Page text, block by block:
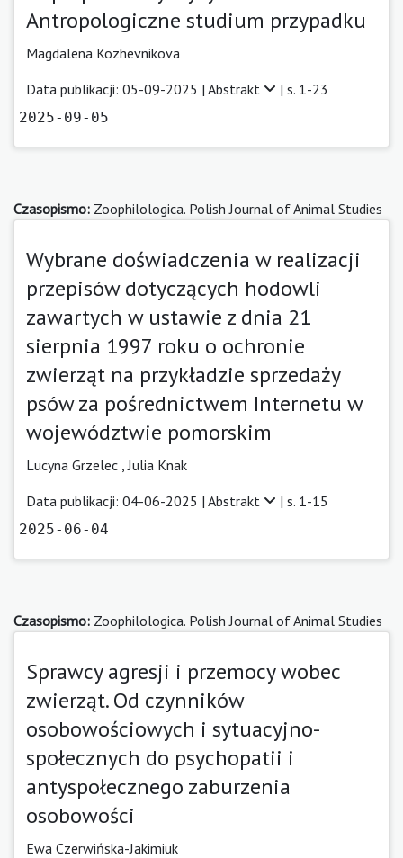
Antropologiczne studium przypadku
Magdalena Kozhevnikova
Data publikacji: 05-09-2025 | Abstrakt | s. 1-23
2025-09-05
Czasopismo: Zoophilologica. Polish Journal of Animal Studies
Wybrane doświadczenia w realizacji
przepisów dotyczących hodowli
zawartych w ustawie z dnia 21
sierpnia 1997 roku o ochronie
zwierząt na przykładzie sprzedaży
psów za pośrednictwem Internetu w
województwie pomorskim
Lucyna Grzelec ,Julia Knak
Data publikacji: 04-06-2025 | Abstrakt | s. 1-15
2025-06-04
Czasopismo: Zoophilologica. Polish Journal of Animal Studies
Sprawcy agresji i przemocy wobec
zwierząt. Od czynników
osobowościowych i sytuacyjno-
społecznych do psychopatii i
antyspołecznego zaburzenia
osobowości
Ewa Czerwińska-Jakimiuk